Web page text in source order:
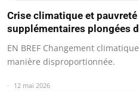
Crise climatique et
supplémentaires plongées
EN BREF Changement
manière disproportionnée.
12 mai 2026